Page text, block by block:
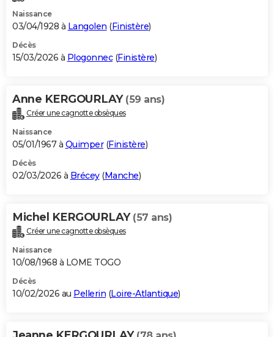
Dictionnaire
Biographies
Citations
Expressions
Proverbes
PROGRAMME TV
S'inscrire
Se connecter
Lycées
Collèges
Primaires
Universités
Entreprises
Service militaire
Avis de recherche
AVIS DE DÉCÈS
Bricolage
Lifestyle
Culture
Sport
Auto
Television
Voyage
Cinema
Naissance
03/04/1928 à Langolen (Finistère)
Décès
15/03/2026 à Plogonnec(Finistère)
Anne KERGOURLAY (59 ans)
Créer une cagnotte obsèques
Naissance
05/01/1967 à Quimper(Finistère)
Décès
02/03/2026 à Brécey(Manche)
Michel KERGOURLAY (57 ans)
Créer une cagnotte obsèques
Naissance
10/08/1968 à LOME TOGO
Décès
10/02/2026 au Pellerin (Loire-Atlantique)